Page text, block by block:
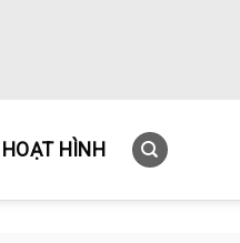
HOẠT HÌNH